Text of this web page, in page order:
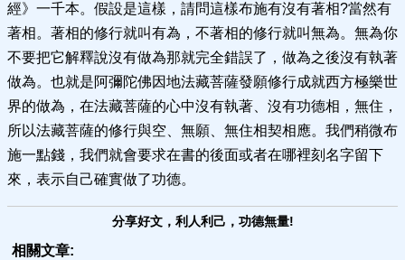
經》一千本。假設是這樣，請問這樣布施有沒有著相?當然有
著相。著相的修行就叫有為，不著相的修行就叫無為。無為你
不要把它解釋說沒有做為那就完全錯誤了，做為之後沒有執著
做為。也就是阿彌陀佛因地法藏菩薩發願修行成就西方極樂世
界的做為，在法藏菩薩的心中沒有執著、沒有功德相，無住，
所以法藏菩薩的修行與空、無願、無住相契相應。我們稍微布
施一點錢，我們就會要求在書的後面或者在哪裡刻名字留下
來，表示自己確實做了功德。
分享好文，利人利己，功德無量!
相關文章: